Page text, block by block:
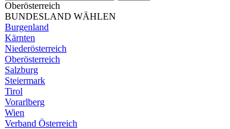
Oberösterreich
BUNDESLAND WÄHLEN
Burgenland
Kärnten
Niederösterreich
Oberösterreich
Salzburg
Steiermark
Tirol
Vorarlberg
Wien
Verband Österreich